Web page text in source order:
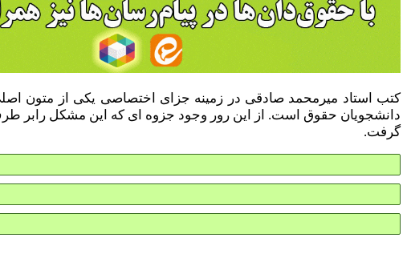
کتب استاد میرمحمد صادقی در زمینه جزای اختصاصی یکی از متون
دانشجویان حقوق است. از این رور وجود جزوه ای که این مشکل رابر
گرفت.